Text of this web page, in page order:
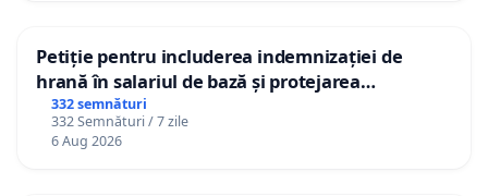
Petiție pentru includerea indemnizației de
hrană în salariul de bază și protejarea
gradațiilor de vechime pentru asistenții
personali
332 semnături
332 Semnături / 7 zile
6 Aug 2026